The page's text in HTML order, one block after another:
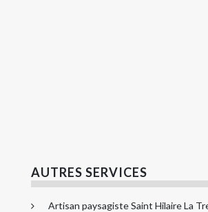
AUTRES SERVICES
Artisan paysagiste Saint Hilaire La